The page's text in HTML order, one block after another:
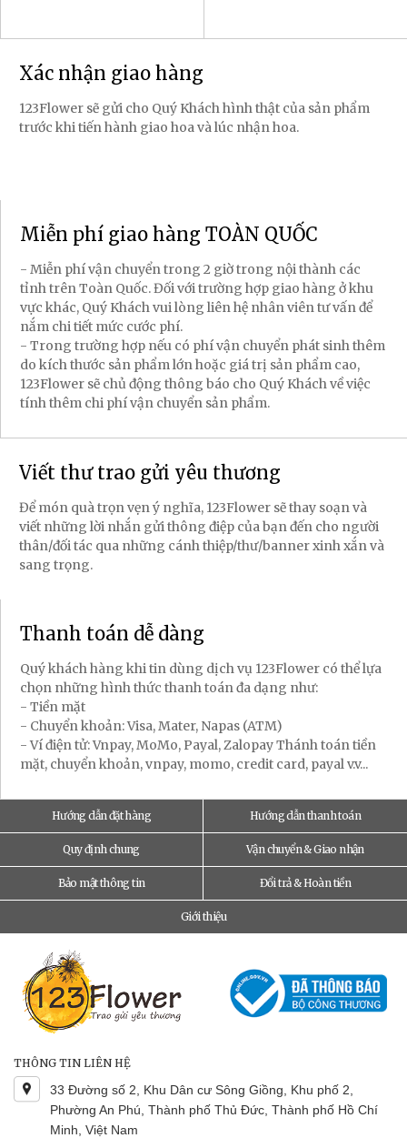
Xác nhận giao hàng
123Flower sẽ gửi cho Quý Khách hình thật của sản phẩm
trước khi tiến hành giao hoa và lúc nhận hoa.
Miễn phí giao hàng TOÀN QUỐC
- Miễn phí vận chuyển trong 2 giờ trong nội thành các
tỉnh trên Toàn Quốc. Đối với trường hợp giao hàng ở khu
vực khác, Quý Khách vui lòng liên hệ nhân viên tư vấn để
nắm chi tiết mức cước phí.
- Trong trường hợp nếu có phí vận chuyển phát sinh thêm
do kích thước sản phẩm lớn hoặc giá trị sản phẩm cao,
123Flower sẽ chủ động thông báo cho Quý Khách về việc
tính thêm chi phí vận chuyển sản phẩm.
Viết thư trao gửi yêu thương
Để món quà trọn vẹn ý nghĩa, 123Flower sẽ thay soạn và
viết những lời nhắn gửi thông điệp của bạn đến cho người
thân/đối tác qua những cánh thiệp/thư/banner xinh xắn và
sang trọng.
Thanh toán dễ dàng
Quý khách hàng khi tin dùng dịch vụ 123Flower có thể lựa
chọn những hình thức thanh toán đa dạng như:
- Tiền mặt
- Chuyển khoản: Visa, Mater, Napas (ATM)
- Ví điện tử: Vnpay, MoMo, Payal, Zalopay Thánh toán tiền
mặt, chuyển khoản, vnpay, momo, credit card, payal v.v...
Hướng dẫn đặt hàng Hướng dẫn thanh toán
Quy định chung Vận chuyển & Giao nhận
Bảo mật thông tin Đổi trả & Hoàn tiền
Giới thiệu
THÔNG TIN LIÊN HỆ
33 Đường số 2, Khu Dân cư Sông Giồng, Khu phố 2,
Phường An Phú, Thành phố Thủ Đức, Thành phố Hồ Chí
Minh, Việt Nam